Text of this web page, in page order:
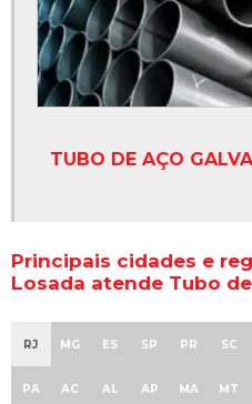
TUBO DE AÇO
Principais cidades e
Losada atende Tubo
RJ MG ES SP PR SC
PA AC AL AP MA MT